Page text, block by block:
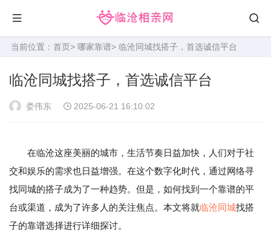
当前位置： 首页> 哪家靠谱> 临沧同城找搭子，首选诚信平台
临沧同城找搭子，首选诚信平台
娄伟东 2025-06-21 16:10:02
在临沧这座美丽的城市，生活节奏日益加快，人们对于社
交和娱乐的需求也日益增强。在这个数字化时代，通过网络寻
找同城的搭子成为了一种趋势。但是，如何找到一个靠谱的平
台或渠道，成为了许多人的关注焦点。本文将就临沧同城找搭
子的靠谱选择进行详细探讨。